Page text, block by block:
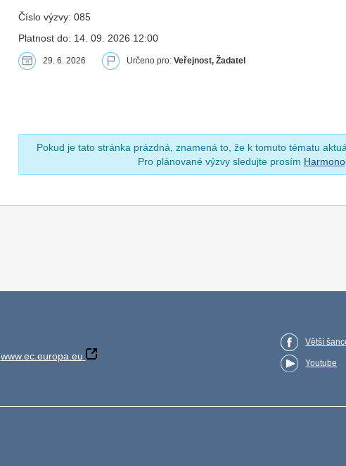
Číslo výzvy: 085
Platnost do: 14. 09. 2026 12:00
29. 6. 2026 Určeno pro:Veřejnost, Žadatel
Pokud je tato stránka prázdná, znamená to, že k tomuto tématu
Pro plánované výzvy sledujte prosím
www.ec.europa.eu
Větší
Youtube